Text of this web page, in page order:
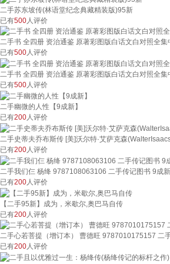
二手苏东坡传(林语堂纪念典藏精装版)95新
已有500 人评价
二手书 全四册 资治通鉴 原著彩图版白话文白对照全
已有500人评价
二手书 全四册 资治通鉴 原著彩图版白话文白对照全
已有500人评价
二手幽微的人性【9成新】
已有200人评价
二手史蒂夫乔布斯传 [美]沃尔特·艾萨克森
已有200人评价
二手我们仨 杨绛 9787108063106 二手传记图书 9成新
已有200 人评价
【二手95新】成为，米歇尔,奥巴马自传
已有200 人评价
二手心若菩提（增订本） 曹德旺 9787010175157 二
已有200人评价